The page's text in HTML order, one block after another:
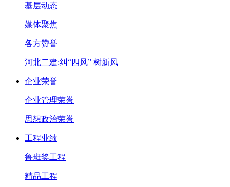
基层动态
媒体聚焦
各方赞誉
河北二建:纠“四风” 树新风
企业荣誉
企业管理荣誉
思想政治荣誉
工程业绩
鲁班奖工程
精品工程